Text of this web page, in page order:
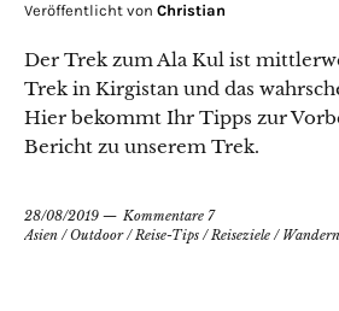
Veröffentlicht von Christian
Der Trek zum Ala Kul ist
Trek in Kirgistan und das
Hier bekommt Ihr Tipps zur
Bericht zu unserem Trek.
28/08/2019
Kommentare 7
Asien /Outdoor/Reise-Tips /Reiseziele / Wandern